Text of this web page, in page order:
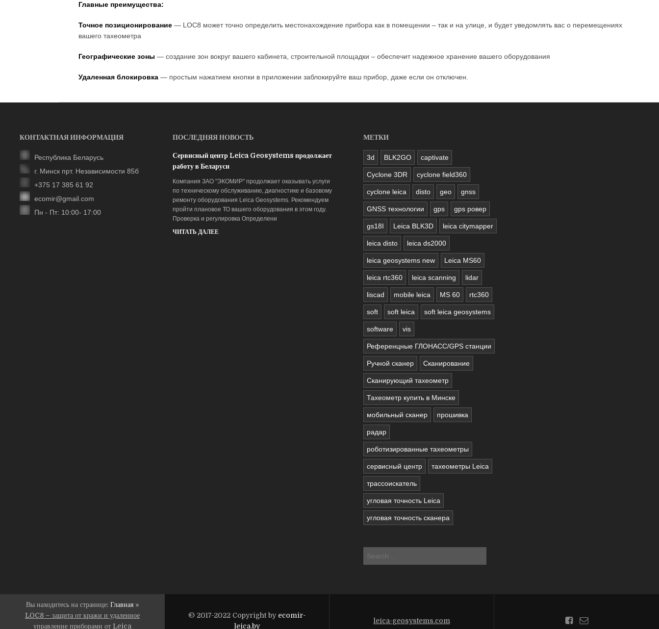
Главные преимущества:
Точное позиционирование — LOC8 может точно определить местонахождение прибора как в помещении – так и на улице, и будет уведомлять вас о перемещениях
вашего тахеометра
Географические зоны — создание зон вокруг вашего кабинета, строительной площадки – обеспечит надежное хранение вашего оборудования
Удаленная блокировка — простым нажатием кнопки в приложении заблокируйте ваш прибор, даже если он отключен.
КОНТАКТНАЯ ИНФОРМАЦИЯ
Республика Беларусь
г. Минск прт. Независимости 85б
+375 17 385 61 92
ecomir@gmail.com
Пн - Пт: 10:00- 17:00
ПОСЛЕДНЯЯ НОВОСТЬ
Сервисный центр Leica Geosystems продолжает
работу в Беларуси
Компания ЗАО "ЭКОМИР" продолжает оказывать услуги
по техническому обслуживанию, диагностике и базовому
ремонту оборудования Leica Geosystems. Рекомендуем
пройти плановое ТО вашего оборудования в этом году.
Проверка и регулировка Определени
ЧИТАТЬ ДАЛЕЕ
МЕТКИ
3d BLK2GO captivate
Cyclone 3DR cyclone field360
cyclone leica disto geo gnss
GNSS технологии gps gps ровер
gs18I Leica BLK3D leica citymapper
leica disto leica ds2000
leica geosystems new Leica MS60
leica rtc360 leica scanning lidar
liscad mobile leica MS 60 rtc360
soft soft leica soft leica geosystems
software vis
Референцные ГЛОНАСС/GPS станции
Ручной сканер Сканирование
Сканирующий тахеометр
Тахеометр купить в Минске
мобильный сканер прошивка
радар
роботизированные тахеометры
сервисный центр тахеометры Leica
трассоискатель
угловая точность Leica
угловая точность сканера
Вы находитесь на странице: Главная »
LOC8 – защита от кражи и удаленное
управление приборами от Leica
© 2017-2022 Copyright by ecomir-
leica.by
leica-geosystems.com